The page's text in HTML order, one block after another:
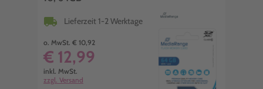
local_shipping Lieferzeit 1-2 Werktage
o. MwSt. € 10,92
€ 12,99
inkl. MwSt.
zzgl. Versand